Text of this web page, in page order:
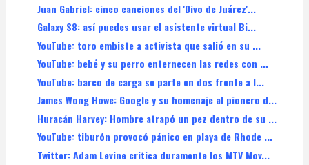
Juan Gabriel: cinco canciones del 'Divo de Juárez'...
Galaxy S8: así puedes usar el asistente virtual Bi...
YouTube: toro embiste a activista que salió en su ...
YouTube: bebé y su perro enternecen las redes con ...
YouTube: barco de carga se parte en dos frente a l...
James Wong Howe: Google y su homenaje al pionero d...
Huracán Harvey: Hombre atrapó un pez dentro de su ...
YouTube: tiburón provocó pánico en playa de Rhode ...
Twitter: Adam Levine critica duramente los MTV Mov...